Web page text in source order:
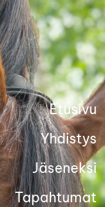
Etusivu
Yhdistys
Jäseneksi
Tapahtumat